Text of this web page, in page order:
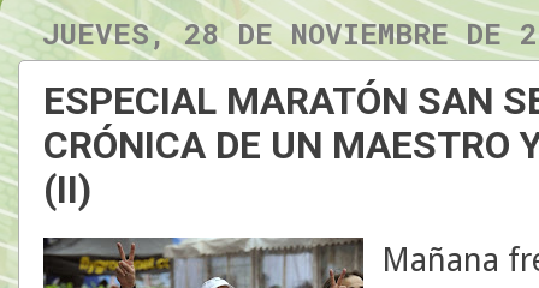
JUEVES, 28 DE NOVIEMBRE DE
ESPECIAL MARATÓN SAN
CRÓNICA DE UN MAESTRO
(II)
Mañana